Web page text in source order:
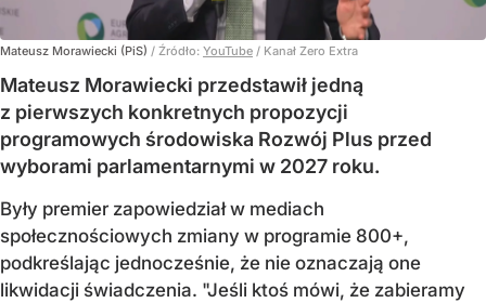
Mateusz Morawiecki (PiS) / Źródło: YouTube / Kanał Zero Extra
Mateusz Morawiecki przedstawił jedną
z pierwszych konkretnych propozycji
programowych środowiska Rozwój Plus przed
wyborami parlamentarnymi w 2027 roku.
Były premier zapowiedział w mediach
społecznościowych zmiany w programie 800+,
podkreślając jednocześnie, że nie oznaczają one
likwidacji świadczenia. "Jeśli ktoś mówi, że zabieramy